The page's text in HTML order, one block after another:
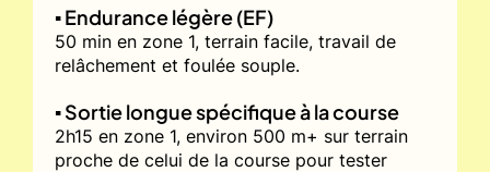
▪️ Endurance légère (EF)
50 min en zone 1, terrain facile, travail de
relâchement et foulée souple.
▪️ Sortie longue spécifique à la course
2h15 en zone 1, environ 500 m+ sur terrain
proche de celui de la course pour tester